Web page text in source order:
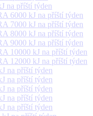
na příští týden
6000 kJ na příští týden
7000 kJ na příští týden
8000 kJ na příští týden
9000 kJ na příští týden
10000 kJ na příští týden
12000 kJ na příští týden
na příští týden
na příští týden
na příští týden
na příští týden
na příští týden